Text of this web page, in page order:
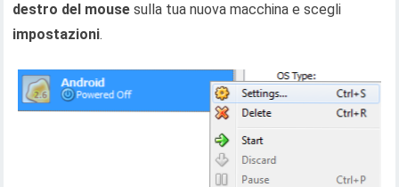
destro del mouse sulla tua nuova macchina e scegli
impostazioni.